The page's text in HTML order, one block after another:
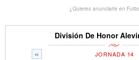
¿Quieres anunciarte en
División De Honor
« JORNADA 14